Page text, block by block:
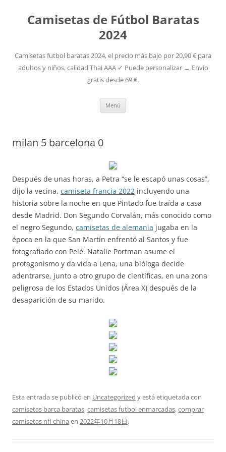
Camisetas de Fútbol Baratas
2024
Camisetas futbol baratas 2024, el precio más bajo por 20,90 € para
adultos y niños, calidad Thai AAA ✓ Puede personalizar → Envío
gratis desde 69 €.
Menú
milan 5 barcelona 0
Después de unas horas, a Petra “se le escapó unas cosas”,
dijo la vecina, camiseta francia 2022 incluyendo una
historia sobre la noche en que Pintado fue traída a casa
desde Madrid. Don Segundo Corvalán, más conocido como
el negro Segundo, camisetas de alemania jugaba en la
época en la que San Martín enfrentó al Santos y fue
fotografiado con Pelé. Natalie Portman asume el
protagonismo y da vida a Lena, una bióloga decide
adentrarse, junto a otro grupo de científicas, en una zona
peligrosa de los Estados Unidos (Área X) después de la
desaparición de su marido.
Esta entrada se publicó en Uncategorized y está etiquetada con
camisetas barca baratas,camisetas futbol enmarcadas,comprar
camisetas nfl china en 2022年10月18日.